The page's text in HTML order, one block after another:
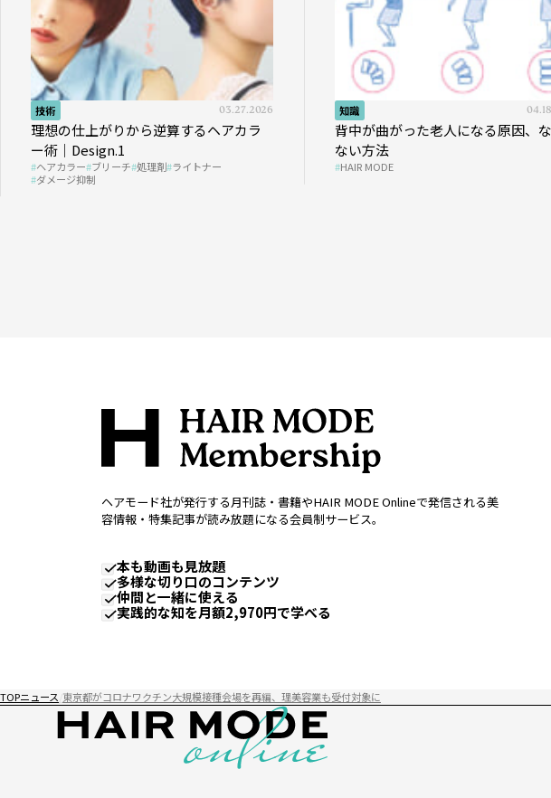
技術 03.27.2026
理想の仕上がりから逆算するヘアカラ
ー術｜Design.1
ヘアカラー ブリーチ 処理剤 ライトナー
ダメージ抑制
知識
背中が曲がった老人になる原因、
ない方法
HAIR MODE
ヘアモード社が発行する月刊誌・書籍やHAIR MODE Onlineで発信される美
容情報・特集記事が読み放題になる会員制サービス。
本も動画も見放題
多様な切り口のコンテンツ
仲間と一緒に使える
実践的な知を月額2,970円で学べる
TOPニュース 東京都がコロナワクチン大規模接種会場を再編、理美容業も受付対象に